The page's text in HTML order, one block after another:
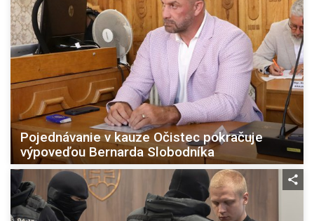
Pojednávanie v kauze Očistec pokračuje
výpoveďou Bernarda Slobodníka